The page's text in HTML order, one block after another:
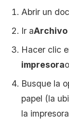
Abrir un
Ir a
Hacer clic
impresorao
Busque la
papel (la
la